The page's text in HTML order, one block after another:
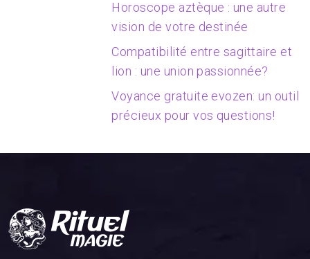
Horoscope aztèque : une autre
vision de votre destinée
Compatibilité entre sagittaire et
lion : une union passionnée?
Voyance gratuite evozen: un outil
précieux pour vos questions!